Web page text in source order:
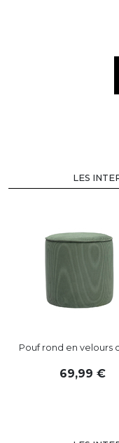
LES
Pouf rond en velours
69,99